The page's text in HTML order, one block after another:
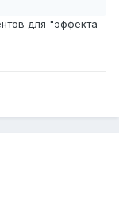
для "эффекта